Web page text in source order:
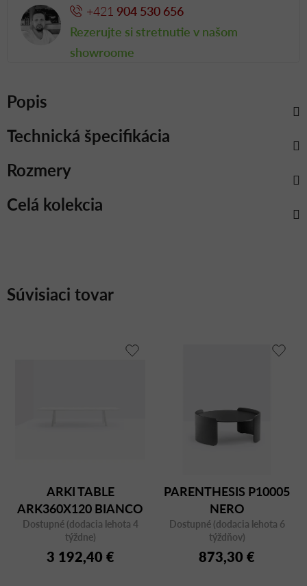
+421 904 530 656
Rezerujte si stretnutie v našom
showroome
Popis
Celá kolekcia
Rozmery
Technická špecifikácia
Súvisiaci tovar
ARKI TABLE
ARK360X120 BIANCO
CFCBI
Dostupné (dodacia lehota 4
týždne)
3 192,40 €
PARENTHESIS P10005
NERO
Dostupné (dodacia lehota 6
týždňov)
873,30 €